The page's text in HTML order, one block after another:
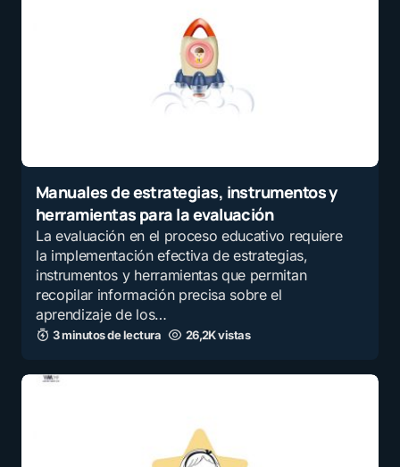
Manuales de estrategias, instrumentos y
herramientas para la evaluación
La evaluación en el proceso educativo requiere
la implementación efectiva de estrategias,
instrumentos y herramientas que permitan
recopilar información precisa sobre el
aprendizaje de los…
3 minutos de lectura 26,2K vistas